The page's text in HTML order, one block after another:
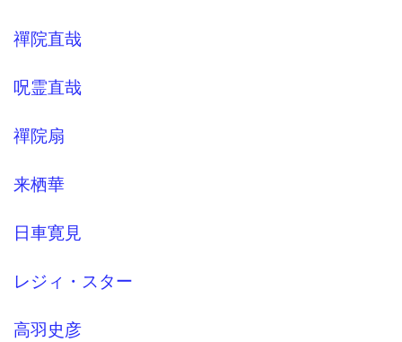
禪院直哉
呪霊直哉
禪院扇
来栖華
日車寛見
レジィ・スター
高羽史彦